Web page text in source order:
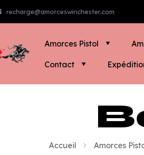
recharge@amorceswinchester.com
Amorces Pistol
Contact
Accueil Amorces